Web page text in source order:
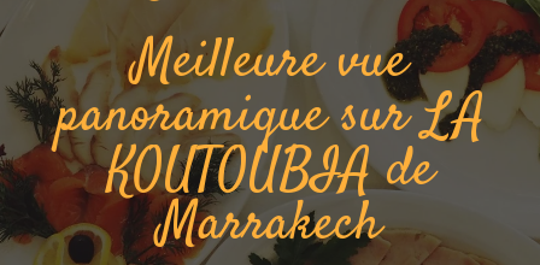
Meilleure vue
panoramique sur LA
KOUTOUBIA de
Marrakech